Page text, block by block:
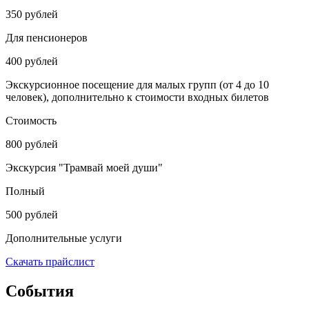
350 рублей
Для пенсионеров
400 рублей
Экскурсионное посещение для малых групп (от 4 до 10
человек), дополнительно к стоимости входных билетов
Стоимость
800 рублей
Экскурсия "Трамвай моей души"
Полный
500 рублей
Дополнительные услуги
Скачать прайслист
События